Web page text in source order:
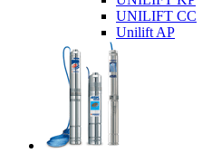
UNILIFT CC
Unilift AP